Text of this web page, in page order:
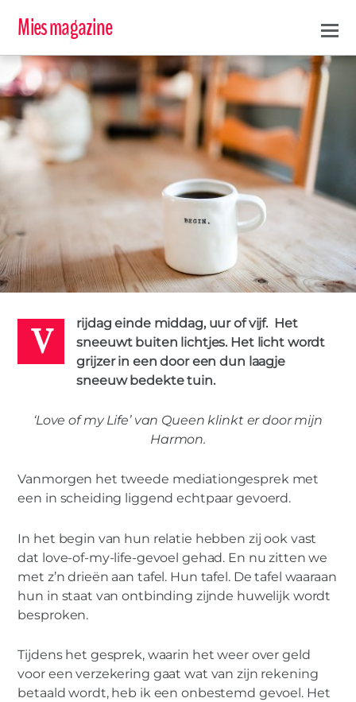
Mies magazine
TESSA
23 FEBRUARI 2018
ANGEL
FOOL GESPREK
MEDIATION
You Don’t Fool Me
V
rijdag einde middag, uur of vijf. Het
sneeuwt buiten lichtjes. Het licht wordt
grijzer in een door een dun laagje
sneeuw bedekte tuin.
‘Love of my Life’ van Queen klinkt er door mijn
Harmon.
Vanmorgen het tweede mediationgesprek met
een in scheiding liggend echtpaar gevoerd.
In het begin van hun relatie hebben zij ook vast
dat love-of-my-life-gevoel gehad. En nu zitten we
met z’n drieën aan tafel. Hun tafel. De tafel waaraan
hun in staat van ontbinding zijnde huwelijk wordt
besproken.
Tijdens het gesprek, waarin het weer over geld
voor een verzekering gaat wat van zijn rekening
betaald wordt, heb ik een onbestemd gevoel. Het